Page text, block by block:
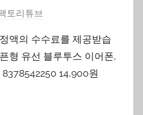
토리튜브
액의 수수료를 제공받습
형 유선 블루투스 이어폰,
14,900원